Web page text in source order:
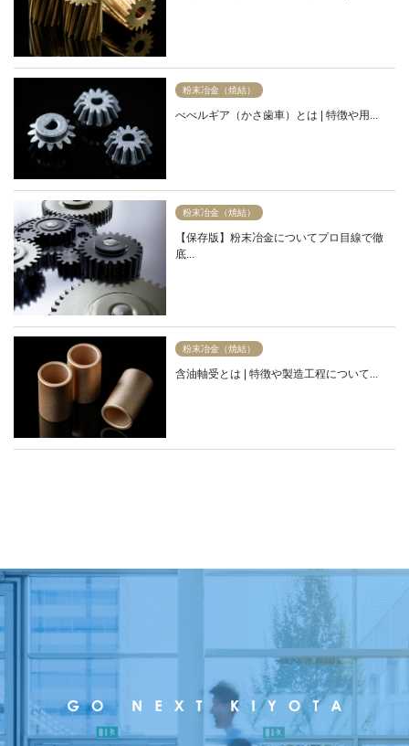
粉末冶金（焼結）
べべルギア（かさ歯車）とは | 特徴や用...
粉末冶金（焼結）
【保存版】粉末冶金についてプロ目線で徹
底...
粉末冶金（焼結）
含油軸受とは | 特徴や製造工程について...